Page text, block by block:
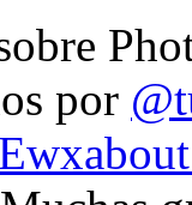
por